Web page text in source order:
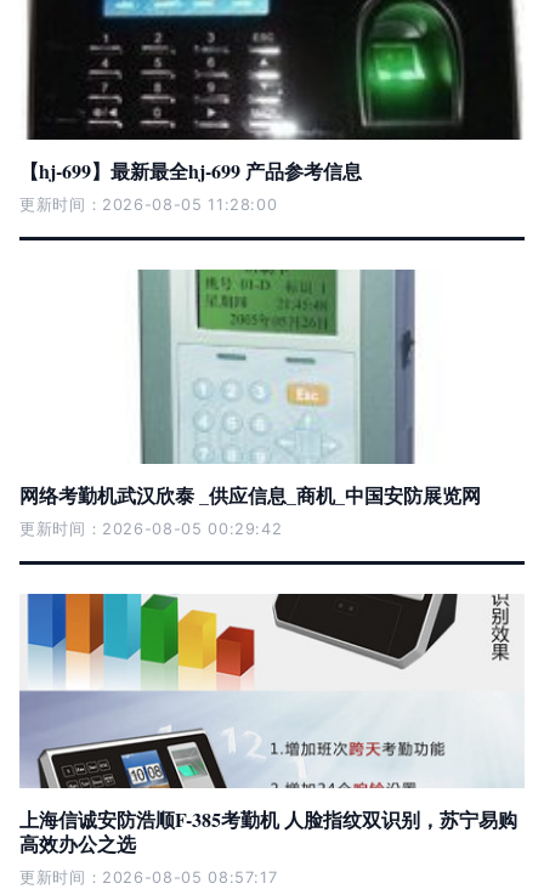
【hj-699】最新最全hj-699 产品参考信息
更新时间：2026-08-05 11:28:00
网络考勤机武汉欣泰 _供应信息_商机_中国安防展览网
更新时间：2026-08-05 00:29:42
上海信诚安防浩顺F-385考勤机 人脸指纹双识别，苏宁易购
高效办公之选
更新时间：2026-08-05 08:57:17